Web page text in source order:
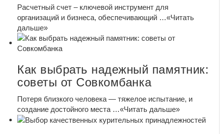
Расчетный счет – ключевой инструмент для
организаций и бизнеса, обеспечивающий …«Читать
дальше»
Как выбрать надежный памятник:
советы от Совкомбанка
Потеря близкого человека — тяжелое испытание, и
создание достойного места …«Читать дальше»